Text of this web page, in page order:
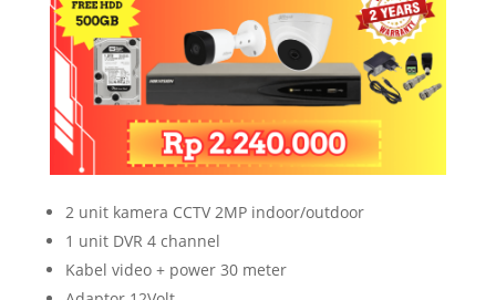
2 unit kamera CCTV 2MP indoor/outdoor
1 unit DVR 4 channel
Kabel video + power 30 meter